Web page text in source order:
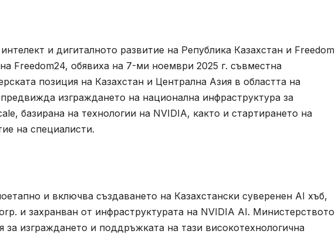
и дигиталното развитие на Република Казахстан и Freedom
Freedom24, обявиха на 7-ми ноември 2025 г. съвместна
позиция на Казахстан и Централна Азия в областта на
изграждането на национална инфраструктура за
базирана на технологии на NVIDIA, както и стартирането на
на специалисти.
и включва създаването на Казахстански суверенен AI хъб,
и захранван от инфраструктурата на NVIDIA AI. Министерството
за изграждането и поддръжката на тази високотехнологична